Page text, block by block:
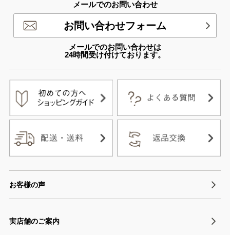
メールでのお問い合わせ
お問い合わせフォーム
メールでのお問い合わせは
24時間受け付けております。
お客様の声
実店舗のご案内